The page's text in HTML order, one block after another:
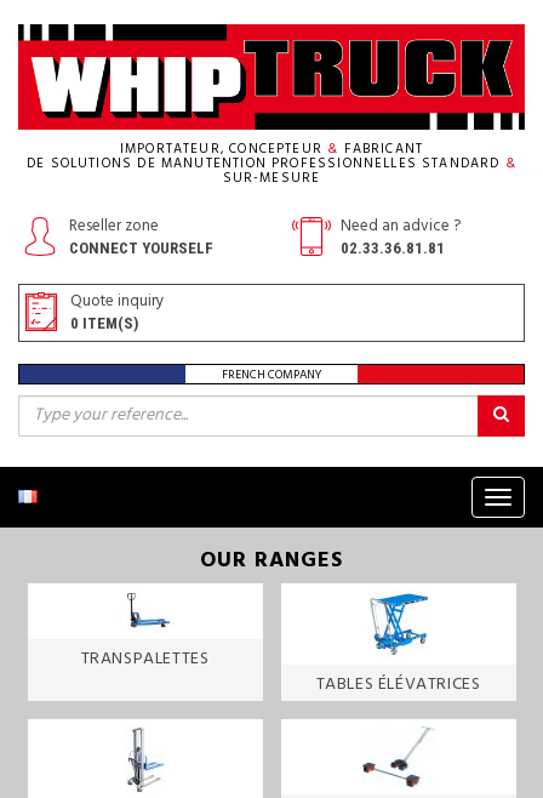
IMPORTATEUR, CONCEPTEUR & FABRICANT
DE SOLUTIONS DE MANUTENTION PROFESSIONNELLES STANDARD &
SUR-MESURE
Reseller zone
CONNECT YOURSELF
Need an advice ?
02.33.36.81.81
Quote inquiry
0 ITEM(S)
FRENCH COMPANY
Menu
OUR RANGES
TRANSPALETTES
TABLES ÉLÉVATRICES